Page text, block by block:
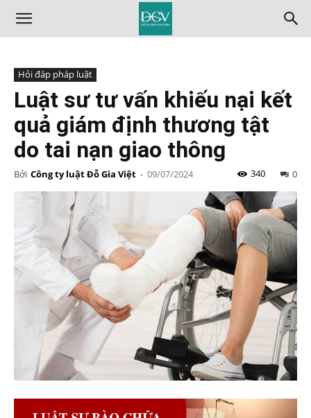
Hỏi đáp pháp luật
Luật sư tư vấn khiếu nại kết
quả giám định thương tật
do tai nạn giao thông
Bởi Công ty luật Đỗ Gia Việt - 09/07/2024 0
340